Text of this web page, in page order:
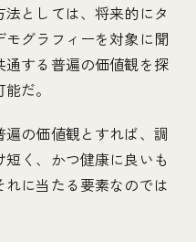
法としては、将来的にタ
グラフィーを対象に聞
する普遍の価値観を探
だ。
の価値観とすれば、調
く、かつ健康に良いも
に当たる要素なのでは